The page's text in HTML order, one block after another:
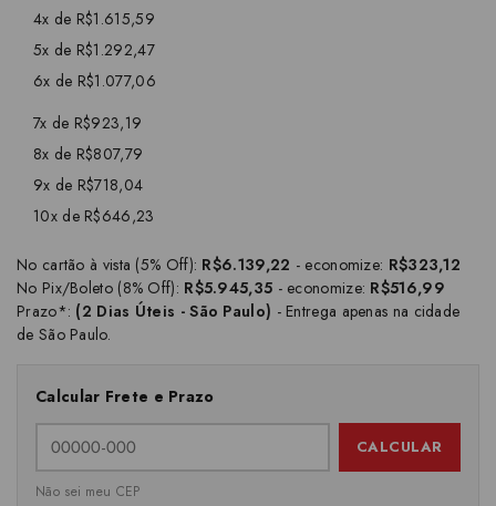
4x de R$1.615,59
5x de R$1.292,47
6x de R$1.077,06
7x de R$923,19
8x de R$807,79
9x de R$718,04
10x de R$646,23
No cartão à vista (5% Off): R$6.139,22 - economize: R$323,12
No Pix/Boleto (8% Off): R$5.945,35 - economize: R$516,99
Prazo*: (2 Dias Úteis - São Paulo) - Entrega apenas na cidade
de São Paulo.
Calcular Frete e Prazo
CALCULAR
Não sei meu CEP